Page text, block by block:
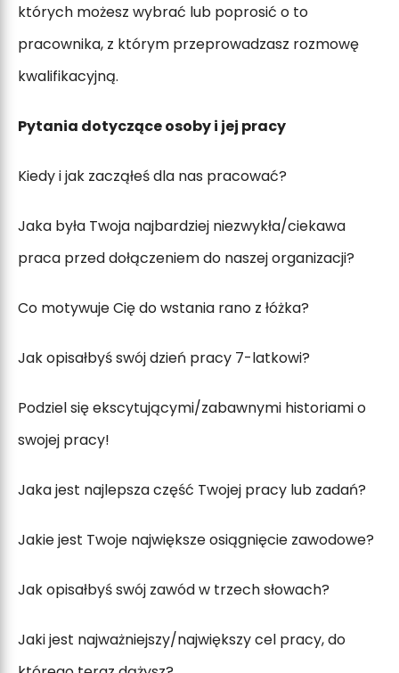
których możesz wybrać lub poprosić o to
pracownika, z którym przeprowadzasz rozmowę
kwalifikacyjną.
Pytania dotyczące osoby i jej pracy
Kiedy i jak zacząłeś dla nas pracować?
Jaka była Twoja najbardziej niezwykła/ciekawa
praca przed dołączeniem do naszej organizacji?
Co motywuje Cię do wstania rano z łóżka?
Jak opisałbyś swój dzień pracy 7-latkowi?
Podziel się ekscytującymi/zabawnymi historiami o
swojej pracy!
Jaka jest najlepsza część Twojej pracy lub zadań?
Jakie jest Twoje największe osiągnięcie zawodowe?
Jak opisałbyś swój zawód w trzech słowach?
Jaki jest najważniejszy/największy cel pracy, do